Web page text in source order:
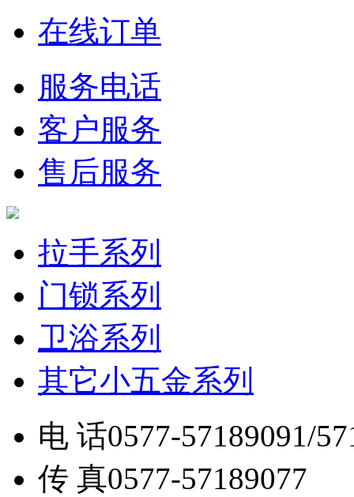
在线订单
服务电话
客户服务
售后服务
拉手系列
门锁系列
卫浴系列
其它小五金系列
电 话0577-57189091/
传 真0577-57189077